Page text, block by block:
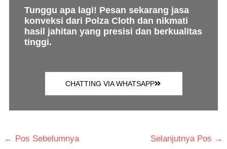
Tunggu apa lagi! Pesan sekarang jasa
konveksi dari Polza Cloth dan nikmati
hasil jahitan yang presisi dan berkualitas
tinggi.
CHATTING VIA WHATSAPP
← Pos Sebelumnya Selanjutnya Pos →